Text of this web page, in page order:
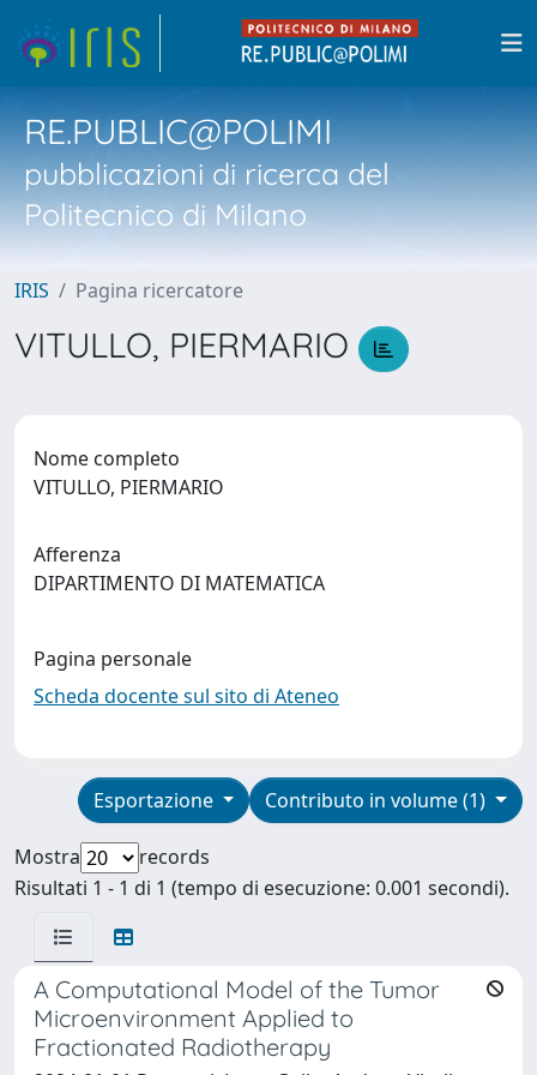
RE.PUBLIC@POLIMI
pubblicazioni di ricerca del
Politecnico di Milano
IRIS Pagina ricercatore
VITULLO, PIERMARIO
Nome completo
VITULLO, PIERMARIO
Afferenza
DIPARTIMENTO DI MATEMATICA
Pagina personale
Scheda docente sul sito di Ateneo
Contributo in volume (1)
Esportazione
Mostra
records
Risultati 1 - 1 di 1 (tempo di esecuzione: 0.001 secondi).
A Computational Model of the Tumor
Microenvironment Applied to
Fractionated Radiotherapy